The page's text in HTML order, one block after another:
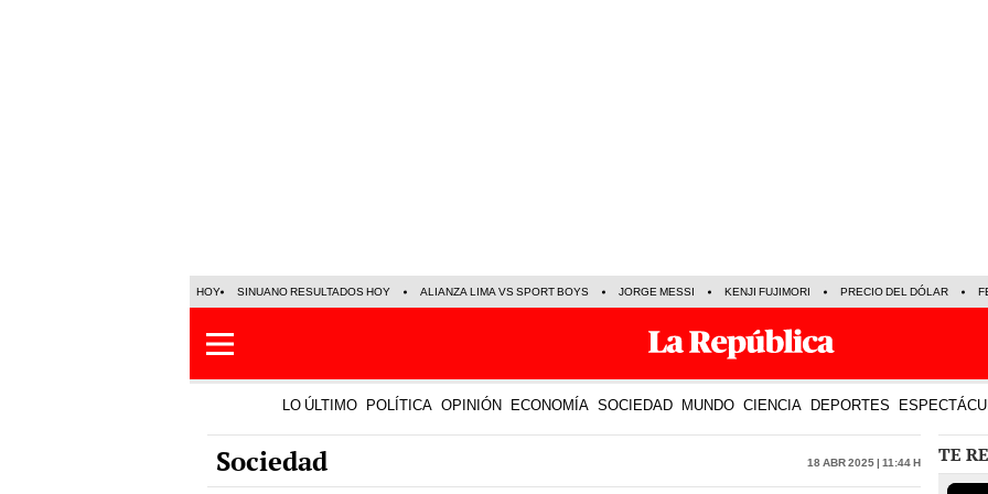
HOY SINUANO RESULTADOS HOY ALIANZA LIMA VS SPORT BOYS JORGE MESSI KENJI FUJIMORI PRECIO DEL DÓLAR
LO ÚLTIMO POLÍTICA OPINIÓN ECONOMÍA SOCIEDAD MUNDO CIENCIA DEPORTES
Sociedad 18 Abr 2025 | 11:44 h TE